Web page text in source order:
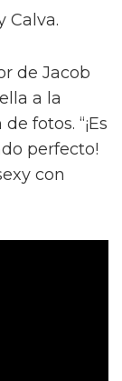
Calva.
de Jacob
a la
fotos. “¡Es
perfecto!
con